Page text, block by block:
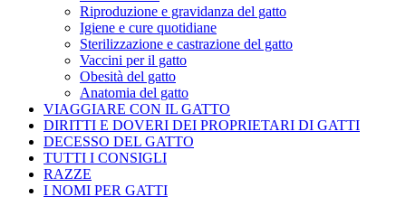
Riproduzione e gravidanza del gatto
Igiene e cure quotidiane
Sterilizzazione e castrazione del gatto
Vaccini per il gatto
Obesità del gatto
Anatomia del gatto
VIAGGIARE CON IL GATTO
DIRITTI E DOVERI DEI PROPRIETARI DI GATTI
DECESSO DEL GATTO
TUTTI I CONSIGLI
RAZZE
I NOMI PER GATTI